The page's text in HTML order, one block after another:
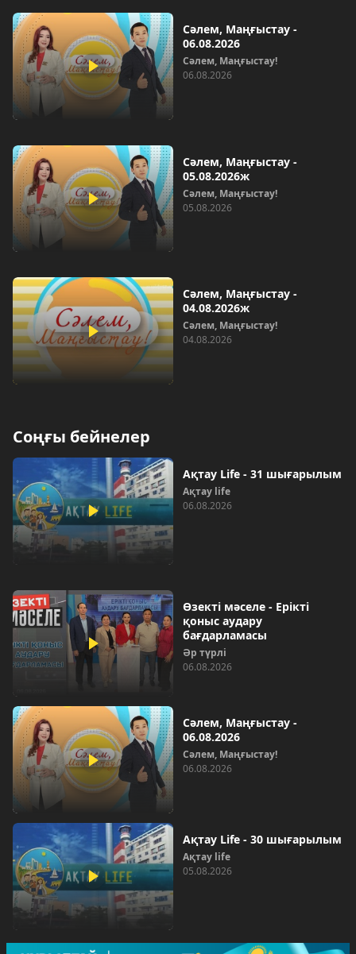
Сәлем, Маңғыстау -
06.08.2026
Сәлем, Маңғыстау!
06.08.2026
Сәлем, Маңғыстау -
05.08.2026ж
Сәлем, Маңғыстау!
05.08.2026
Сәлем, Маңғыстау -
04.08.2026ж
Сәлем, Маңғыстау!
04.08.2026
Соңғы бейнелер
Ақтау Life - 31 шығарылым
Ақтау life
06.08.2026
Өзекті мәселе - Ерікті
қоныс аудару
бағдарламасы
Әр түрлі
06.08.2026
Сәлем, Маңғыстау -
06.08.2026
Сәлем, Маңғыстау!
06.08.2026
Ақтау Life - 30 шығарылым
Ақтау life
05.08.2026